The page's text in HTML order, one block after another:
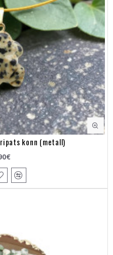
ripats konn (metall)